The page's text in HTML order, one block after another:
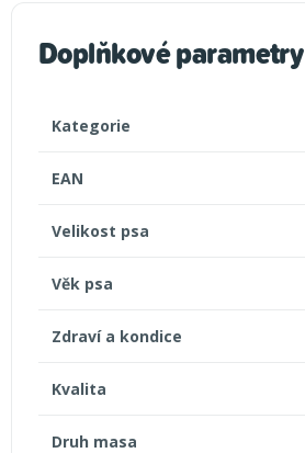
Doplňkové parametry
Kategorie
EAN
Velikost psa
Věk psa
Zdraví a kondice
Kvalita
Druh masa